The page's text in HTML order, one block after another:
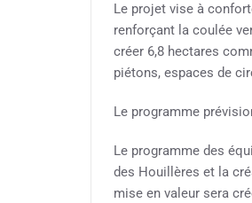
Le projet vise à
renforçant la coulée
créer 6,8 hectares
piétons, espaces de
Le programme
Le programme des
des Houillères et la
mise en valeur sera